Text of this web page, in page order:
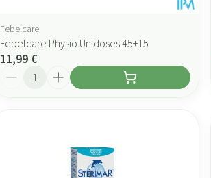
Febelcare
Febelcare Physio Unidoses 45+15
11,99 €
Quantité